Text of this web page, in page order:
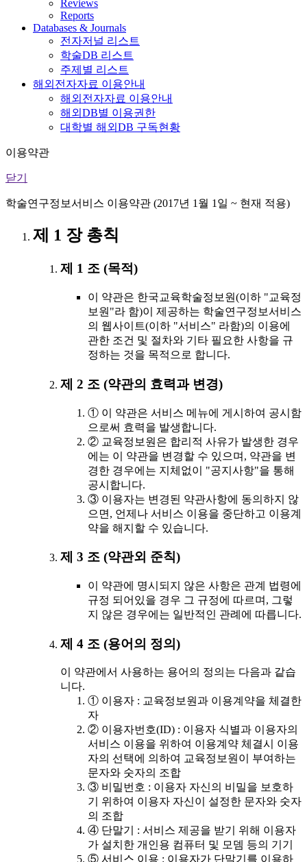
Reviews
Reports
Databases & Journals
전자저널 리스트
학술DB 리스트
주제별 리스트
해외전자자료 이용안내
해외전자자료 이용안내
해외DB별 이용권한
대학별 해외DB 구독현황
이용약관
닫기
학술연구정보서비스 이용약관 (2017년 1월 1일 ~ 현재 적용)
제 1 장 총칙
제 1 조 (목적)
이 약관은 한국교육학술정보원(이하 "교육정
보원"라 함)이 제공하는 학술연구정보서비스
의 웹사이트(이하 "서비스" 라함)의 이용에
관한 조건 및 절차와 기타 필요한 사항을 규
정하는 것을 목적으로 합니다.
제 2 조 (약관의 효력과 변경)
① 이 약관은 서비스 메뉴에 게시하여 공시함
으로써 효력을 발생합니다.
② 교육정보원은 합리적 사유가 발생한 경우
에는 이 약관을 변경할 수 있으며, 약관을 변
경한 경우에는 지체없이 "공지사항"을 통해
공시합니다.
③ 이용자는 변경된 약관사항에 동의하지 않
으면, 언제나 서비스 이용을 중단하고 이용계
약을 해지할 수 있습니다.
제 3 조 (약관외 준칙)
이 약관에 명시되지 않은 사항은 관계 법령에
규정 되어있을 경우 그 규정에 따르며, 그렇
지 않은 경우에는 일반적인 관례에 따릅니다.
제 4 조 (용어의 정의)
이 약관에서 사용하는 용어의 정의는 다음과 같습
니다.
① 이용자 : 교육정보원과 이용계약을 체결한
자
② 이용자번호(ID) : 이용자 식별과 이용자의
서비스 이용을 위하여 이용계약 체결시 이용
자의 선택에 의하여 교육정보원이 부여하는
문자와 숫자의 조합
③ 비밀번호 : 이용자 자신의 비밀을 보호하
기 위하여 이용자 자신이 설정한 문자와 숫자
의 조합
④ 단말기 : 서비스 제공을 받기 위해 이용자
가 설치한 개인용 컴퓨터 및 모뎀 등의 기기
⑤ 서비스 이용 : 이용자가 단말기를 이용하